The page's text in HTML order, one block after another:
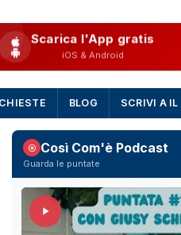
Scarica l'App gratis
iOS & Android
BLOG SCRIVI A
Così Com'è Podcast
Guarda le puntate